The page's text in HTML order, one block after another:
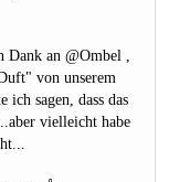
Dank an @Ombel
von unserem
ich sagen, dass das
vielleicht habe